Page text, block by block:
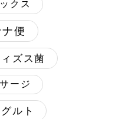
クス
便
ズス菌
ージ
ルト